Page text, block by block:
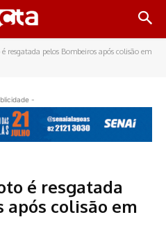
resgatada pelos Bombeiros após colisão em
-
é resgatada
após colisão em